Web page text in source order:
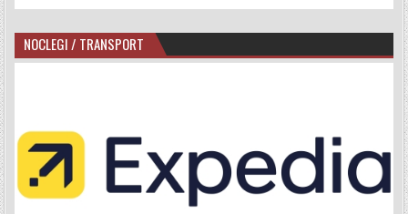
NOCLEGI / TRANSPORT